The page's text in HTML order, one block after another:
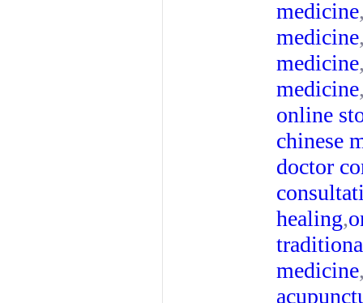
medicine
medicine
medicine
medicine
online
chinese
doctor
healing,
medicine